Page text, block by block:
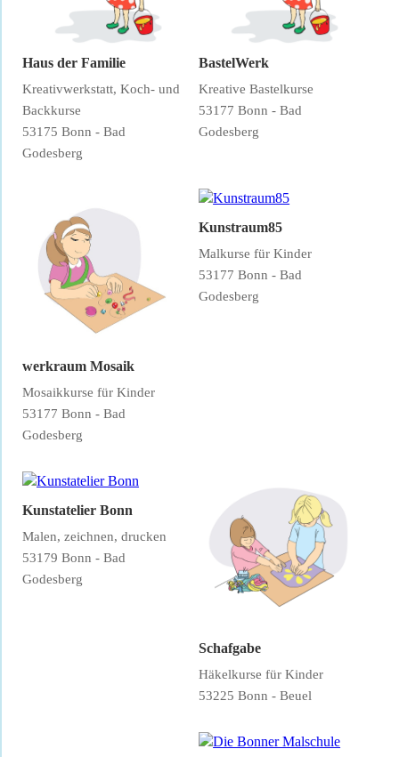
Haus der Familie
Kreativwerkstatt, Koch- und
Backkurse
53175 Bonn - Bad
Godesberg
BastelWerk
Kreative Bastelkurse
53177 Bonn - Bad
Godesberg
werkraum Mosaik
Mosaikkurse für Kinder
53177 Bonn - Bad
Godesberg
Kunstraum85
Malkurse für Kinder
53177 Bonn - Bad
Godesberg
Kunstatelier Bonn
Malen, zeichnen, drucken
53179 Bonn - Bad
Godesberg
Schafgabe
Häkelkurse für Kinder
53225 Bonn - Beuel